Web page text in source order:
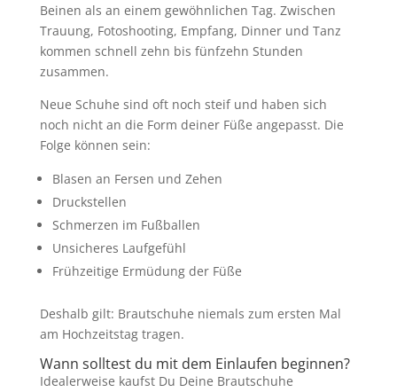
Beinen als an einem gewöhnlichen Tag. Zwischen
Trauung, Fotoshooting, Empfang, Dinner und Tanz
kommen schnell zehn bis fünfzehn Stunden
zusammen.
Neue Schuhe sind oft noch steif und haben sich
noch nicht an die Form deiner Füße angepasst. Die
Folge können sein:
Blasen an Fersen und Zehen
Druckstellen
Schmerzen im Fußballen
Unsicheres Laufgefühl
Frühzeitige Ermüdung der Füße
Deshalb gilt: Brautschuhe niemals zum ersten Mal
am Hochzeitstag tragen.
Wann solltest du mit dem Einlaufen beginnen?
Idealerweise kaufst Du Deine Brautschuhe